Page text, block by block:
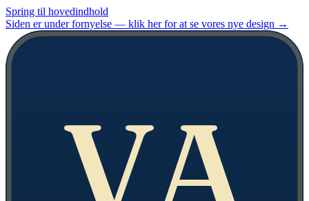
Spring til hovedindhold
Siden er under fornyelse — klik her for at se vores nye design →